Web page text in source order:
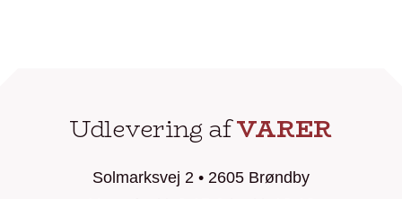
Udlevering afVARER
Solmarksvej 2 • 2605 Brøndby